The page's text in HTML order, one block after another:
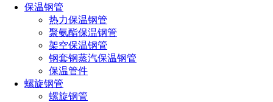
保温钢管
热力保温钢管
聚氨酯保温钢管
架空保温钢管
钢套钢蒸汽保温钢管
保温管件
螺旋钢管
螺旋钢管